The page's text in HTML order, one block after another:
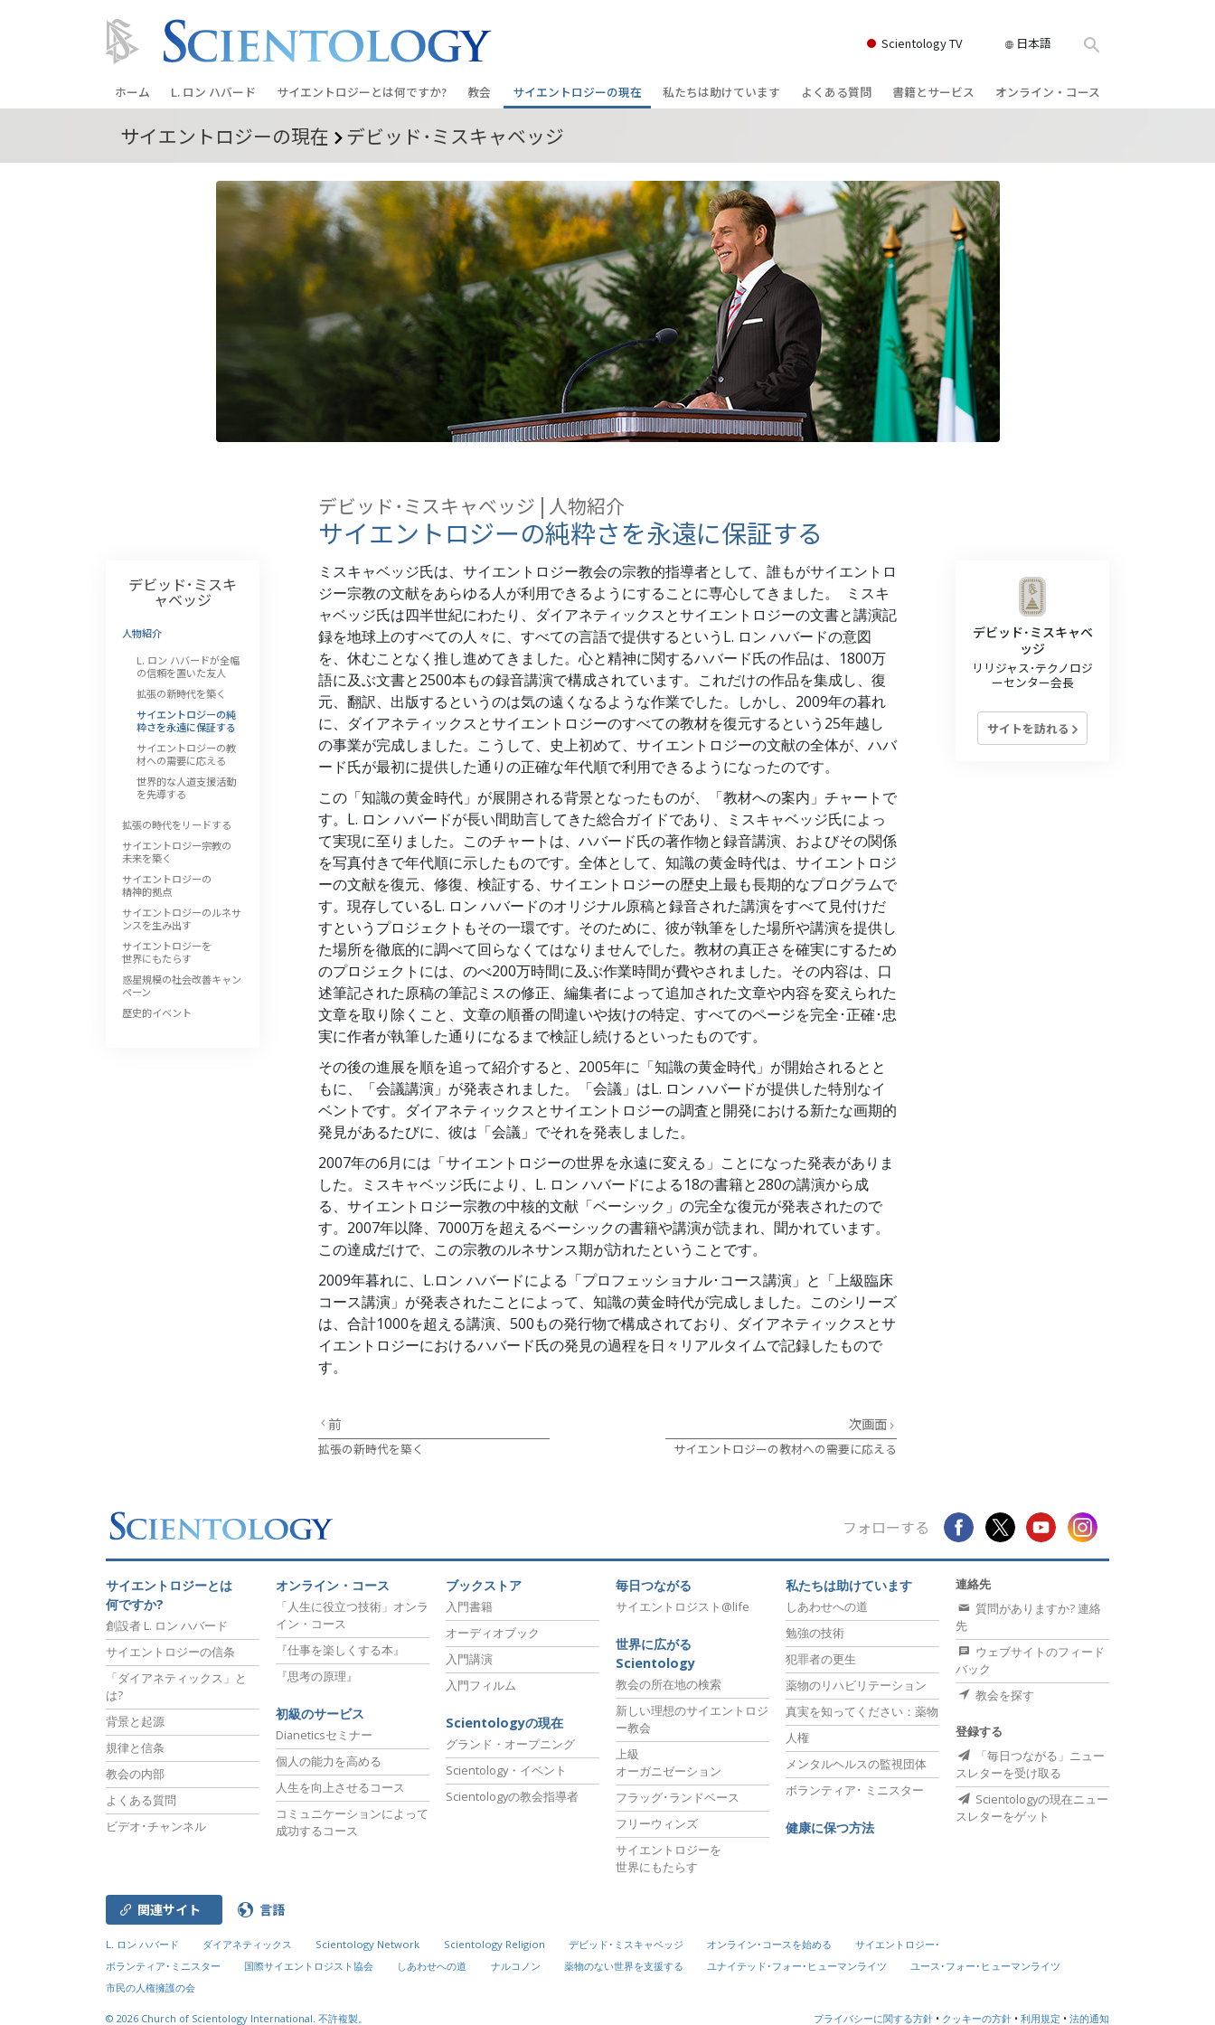
Scientology TV 日本語
ホーム L. ロン ハバード サイエントロジーとは何ですか?
信条と実践
サイエントロジストたちが語るサイエ
ントロジー
サイエントロジストに会いましょう
教会の内部
サイエントロジーの基本原理
ダイアネティックスの紹介
教会
教会を探す
上級
オーガニゼーション
フラッグ･ランド･ベース
フリーウィンズ
サイエントロジーを
世界にもたらす
サイエントロジーの現在
グランド・オープニング
デビッド･ミスキャベッジ氏—
Scientologyの教会指導者
私たちは助けています
クリミノン
ナルコノン
真実を知ってください：薬物
ユナイテッド･フォー･ヒューマンライ
ツ
市民の人権擁護の会
サイエントロジー･ボランティア･ミニ
スター
よくある質問
サイエントロジーの組織
書籍とサービス
一般向け講演
入門フィルム
初級のサービス
オンライン・コース
理解を構成するもの
危険な環境に対する解決策
病気やけがのためのアシスト
高潔さと正直さ
結婚
感情のトーン・スケール
薬物に対する解決策
抑圧の原因
調査
ターゲットとゴール
勉強の技術
サイエントロジーの現在 デビッド･ミスキャベッジ
デビッド･ミスキャベッジ | 人物紹介
サイエントロジーの純粋さを永遠に保証する
ミスキャベッジ氏は、サイエントロジー教会の宗教的指導者として、誰もがサイエントロ
ジー宗教の文献をあらゆる人が利用できるようにすることに専心してきました。 ミスキ
ャベッジ氏は四半世紀にわたり、ダイアネティックスとサイエントロジーの文書と講演記
録を地球上のすべての人々に、すべての言語で提供するというL. ロン ハバードの意図
を、休むことなく推し進めてきました。心と精神に関するハバード氏の作品は、1800万
語に及ぶ文書と2500本もの録音講演で構成されています。これだけの作品を集成し、復
元、翻訳、出版するというのは気の遠くなるような作業でした。しかし、2009年の暮れ
に、ダイアネティックスとサイエントロジーのすべての教材を復元するという25年越し
の事業が完成しました。こうして、史上初めて、サイエントロジーの文献の全体が、ハバ
ード氏が最初に提供した通りの正確な年代順で利用できるようになったのです。
この「知識の黄金時代」が展開される背景となったものが、「教材への案内」チャートで
す。L. ロン ハバードが長い間助言してきた総合ガイドであり、ミスキャベッジ氏によっ
て実現に至りました。 このチャートは、ハバード氏の著作物と録音講演、およびその関係
を写真付きで年代順に示したものです。全体として、知識の黄金時代は、サイエントロジ
ーの文献を復元、修復、検証する、サイエントロジーの歴史上最も長期的なプログラムで
す。現存しているL. ロン ハバードのオリジナル原稿と録音された講演をすべて見付けだ
すというプロジェクトもその一環です。そのために、彼が執筆をした場所や講演を提供し
た場所を徹底的に調べて回らなくてはなりませんでした。教材の真正さを確実にするため
のプロジェクトには、のべ200万時間に及ぶ作業時間が費やされました。その内容は、口
述筆記された原稿の筆記ミスの修正、編集者によって追加された文章や内容を変えられた
文章を取り除くこと、文章の順番の間違いや抜けの特定、すべてのページを完全･正確･忠
実に作者が執筆した通りになるまで検証し続けるといったものです。
その後の進展を順を追って紹介すると、2005年に「知識の黄金時代」が開始されるとと
もに、「会議講演」が発表されました。「会議」はL. ロン ハバードが提供した特別なイ
ベントです。ダイアネティックスとサイエントロジーの調査と開発における新たな画期的
発見があるたびに、彼は「会議」でそれを発表しました。
2007年の6月には「サイエントロジーの世界を永遠に変える」ことになった発表がありま
した。ミスキャベッジ氏により、L. ロン ハバードによる18の書籍と280の講演から成
る、サイエントロジー宗教の中核的文献「ベーシック」の完全な復元が発表されたので
す。 2007年以降、7000万を超えるベーシックの書籍や講演が読まれ、聞かれています。
この達成だけで、この宗教のルネサンス期が訪れたということです。
2009年暮れに、L.ロン ハバードによる「プロフェッショナル･コース講演」と「上級臨床
コース講演」が発表されたことによって、知識の黄金時代が完成しました。 このシリーズ
は、合計1000を超える講演、500もの発行物で構成されており、ダイアネティックスとサ
イエントロジーにおけるハバード氏の発見の過程を日々リアルタイムで記録したもので
す。
前
拡張の新時代を築く
次画面
サイエントロジーの教材への需要に応える
デビッド･ミスキ
ャベッジ
人物紹介
L. ロン ハバードが全幅
の信頼を置いた友人
拡張の新時代を築く
サイエントロジーの純
粋さを永遠に保証する
サイエントロジーの教
材への需要に応える
世界的な人道支援活動
を先導する
拡張の時代をリードする
サイエントロジー宗教の
未来を築く
サイエントロジーの
精神的拠点
サイエントロジーのルネサ
ンスを生み出す
サイエントロジーを
世界にもたらす
惑星規模の社会改善キャン
ペーン
歴史的イベント
デビッド･ミスキャベ
ッジ
リリジャス･テクノロジ
ーセンター会長
サイトを訪れる
フォローする
サイエントロジーとは
何ですか?
創設者 L. ロン ハバード
サイエントロジーの信条
「ダイアネティックス」と
は?
背景と起源
規律と信条
教会の内部
よくある質問
ビデオ･チャンネル
オンライン・コース
「人生に役立つ技術」オンラ
イン・コース
『仕事を楽しくする本』
『思考の原理』
初級のサービス
Dianeticsセミナー
個人の能力を高める
人生を向上させるコース
コミュニケーションによって
成功するコース
ブックストア
入門書籍
オーディオブック
入門講演
入門フィルム
Scientologyの現在
グランド・オープニング
Scientology・イベント
Scientologyの教会指導者
毎日つながる
サイエントロジスト@life
世界に広がる
Scientology
教会の所在地の検索
新しい理想のサイエントロジ
ー教会
上級
オーガニゼーション
フラッグ･ランドベース
フリーウィンズ
サイエントロジーを
世界にもたらす
私たちは助けています
しあわせへの道
勉強の技術
犯罪者の更生
薬物のリハビリテーション
真実を知ってください：薬物
人権
メンタルヘルスの監視団体
ボランティア･ ミニスター
健康に保つ方法
連絡先
質問がありますか? 連絡
先
ウェブサイトのフィード
バック
教会を探す
登録する
「毎日つながる」ニュー
スレターを受け取る
Scientologyの現在ニュー
スレターをゲット
関連サイト 言語
L. ロン ハバード ダイアネティックス Scientology Network Scientology Religion デビッド･ミスキャベッジ オンライン･コースを始める
サイエントロジー･
ボランティア･ミニスター
国際サイエントロジスト協会 しあわせへの道 ナルコノン 薬物のない世界を支援する ユナイテッド･フォー･ヒューマンライツ
ユース･フォー･ヒューマンライツ
市民の人権擁護の会
© 2026 Church of Scientology International. 不許複製。 プライバシーに関する方針 • クッキーの方針 • 利用規定 • 法的通知